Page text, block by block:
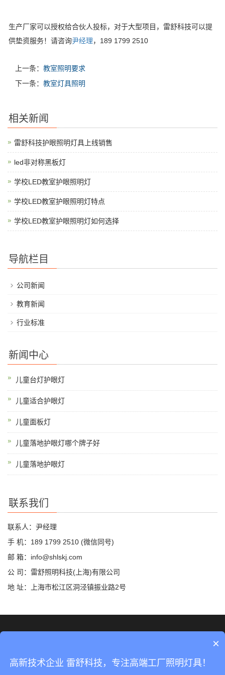
生产厂家可以授权给合伙人投标，对于大型项目，雷舒科技可以提
供垫资服务！请咨询尹经理，189 1799 2510
上一条： 教室照明要求
下一条： 教室灯具照明
相关新闻
雷舒科技护眼照明灯具上线销售
led非对称黑板灯
学校LED教室护眼照明灯
学校LED教室护眼照明灯特点
学校LED教室护眼照明灯如何选择
导航栏目
公司新闻
教育新闻
行业标准
新闻中心
儿童台灯护眼灯
儿童适合护眼灯
儿童面板灯
儿童落地护眼灯哪个牌子好
儿童落地护眼灯
联系我们
联系人：尹经理
手 机：189 1799 2510 (微信同号)
邮 箱：info@shlskj.com
公 司：雷舒照明科技(上海)有限公司
地 址：上海市松江区洞泾镇振业路2号
×
高新技术企业 雷舒科技，专注高端工厂照明灯具！